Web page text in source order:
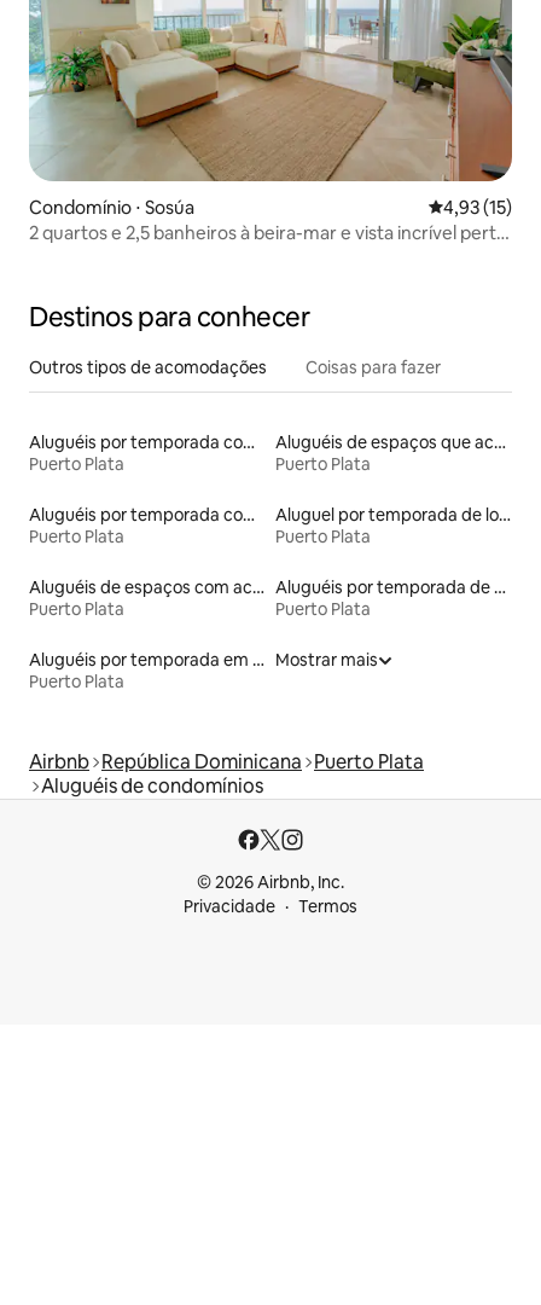
Condomínio ⋅ Sosúa 4,93 de uma
4,93 (15)
2 quartos e 2,5 banheiros à beira-mar e vista incrível perto
Destinos para conhecer
Outros tipos de acomodações Coisas para fazer
Aluguéis por temporada com acesso ao lago
Puerto Plata
Aluguéis de espaços que aceitam animais de estimação
Puerto Plata
Aluguéis por temporada com banheira de hidromassagem
Puerto Plata
Aluguel por temporada de lofts
Puerto Plata
Aluguéis de espaços com acesso direto a pistas de esqui
Puerto Plata
Aluguéis por temporada de acomodações de luxo
Puerto Plata
Aluguéis por temporada em albergue
Puerto Plata
Mostrar mais
Airbnb República Dominicana Puerto Plata
Aluguéis de condomínios
© 2026 Airbnb, Inc.
Privacidade
Termos